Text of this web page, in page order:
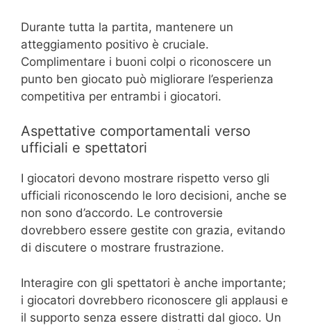
Durante tutta la partita, mantenere un
atteggiamento positivo è cruciale.
Complimentare i buoni colpi o riconoscere un
punto ben giocato può migliorare l’esperienza
competitiva per entrambi i giocatori.
Aspettative comportamentali verso
ufficiali e spettatori
I giocatori devono mostrare rispetto verso gli
ufficiali riconoscendo le loro decisioni, anche se
non sono d’accordo. Le controversie
dovrebbero essere gestite con grazia, evitando
di discutere o mostrare frustrazione.
Interagire con gli spettatori è anche importante;
i giocatori dovrebbero riconoscere gli applausi e
il supporto senza essere distratti dal gioco. Un